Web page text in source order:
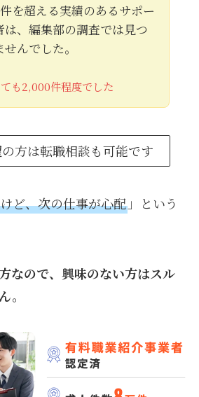
を超える実績のあるサポー
は、編集部の調査では見つ
んでした。
も2,000件程度でした
方は転職相談も可能です
ど、次の仕事が心配」という
なので、興味のない方はスル
。